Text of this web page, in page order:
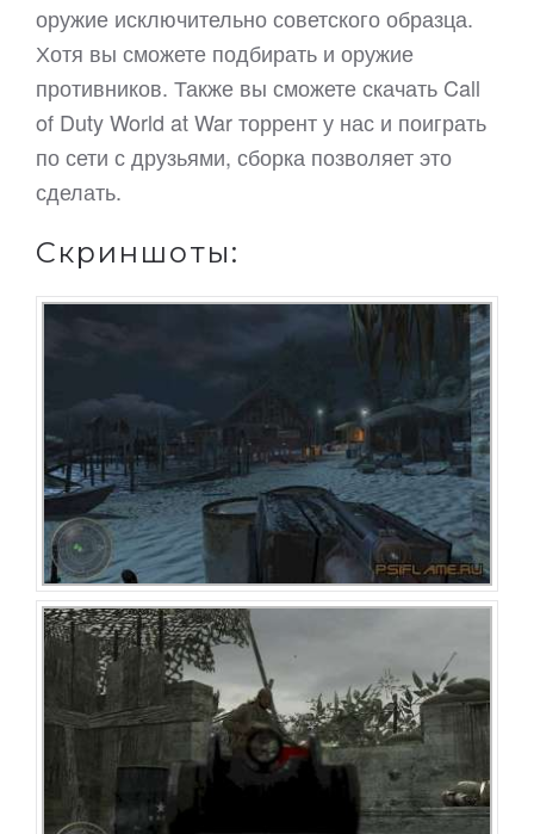
оружие исключительно советского образца.
Хотя вы сможете подбирать и оружие
противников. Также вы сможете скачать Call
of Duty World at War торрент у нас и поиграть
по сети с друзьями, сборка позволяет это
сделать.
Скриншоты: